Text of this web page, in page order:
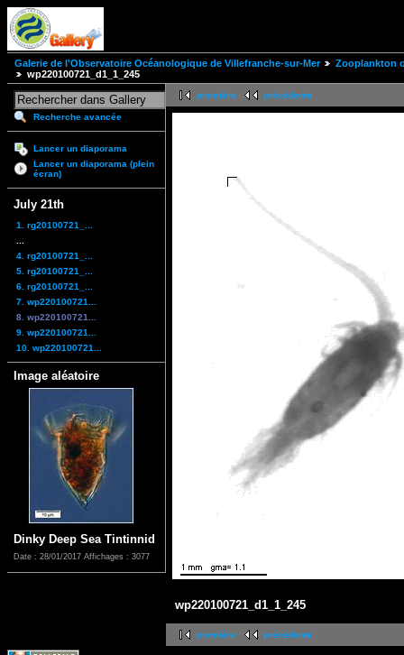
Galerie de l'Observatoire Océanologique de Villefranche-sur-Mer
Zooplankton
wp220100721_d1_1_245
Recherche avancée
Lancer un diaporama
Lancer un diaporama (plein
écran)
July 21th
1. rg20100721_...
4. rg20100721_...
5. rg20100721_...
6. rg20100721_...
7. wp220100721...
8. wp220100721...
9. wp220100721...
10. wp220100721...
Image aléatoire
Dinky Deep Sea Tintinnid
Date : 28/01/2017 Affichages : 3077
première précédente
wp220100721_d1_1_245
première précédente